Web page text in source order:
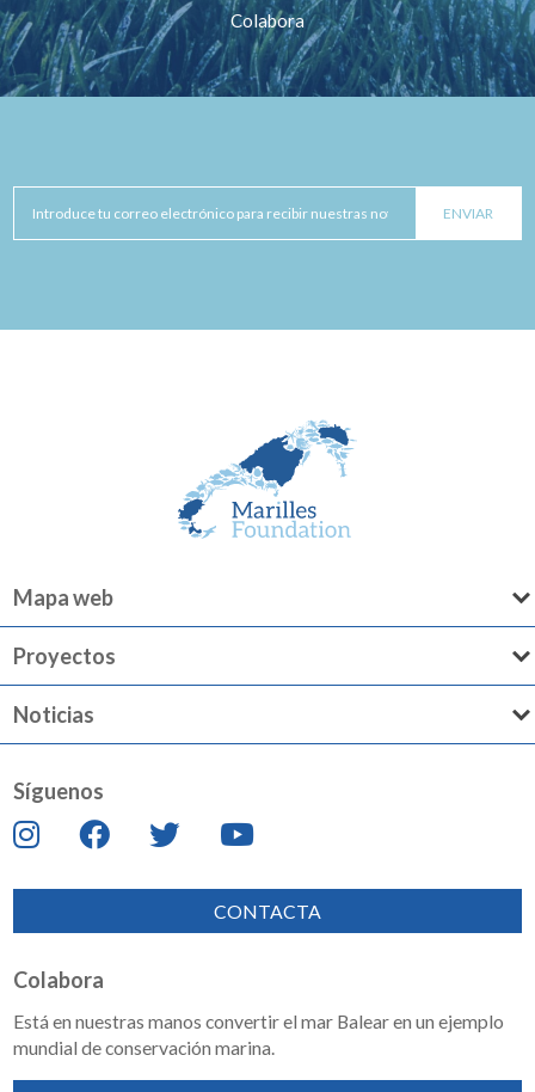
Colabora
Mapa web
Proyectos
Noticias
Síguenos
CONTACTA
Colabora
Está en nuestras manos convertir el mar Balear en un ejemplo
mundial de conservación marina.